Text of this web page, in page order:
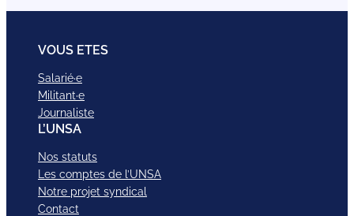
VOUS ETES
Salarié·e
Militant·e
Journaliste
L’UNSA
Nos statuts
Les comptes de l’UNSA
Notre projet syndical
Contact